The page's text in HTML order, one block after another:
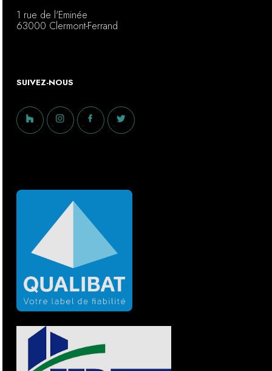
1 rue de l'Eminée
63000 Clermont-Ferrand
SUIVEZ-NOUS